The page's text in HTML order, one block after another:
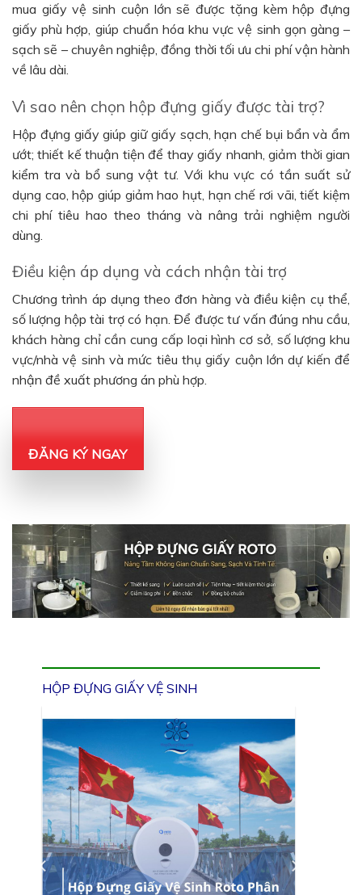
mua giấy vệ sinh cuộn lớn sẽ được tặng kèm hộp đựng
giấy phù hợp, giúp chuẩn hóa khu vực vệ sinh gọn gàng –
sạch sẽ – chuyên nghiệp, đồng thời tối ưu chi phí vận hành
về lâu dài.
Vì sao nên chọn hộp đựng giấy được tài trợ?
Hộp đựng giấy giúp giữ giấy sạch, hạn chế bụi bẩn và ẩm
ướt; thiết kế thuận tiện để thay giấy nhanh, giảm thời gian
kiểm tra và bổ sung vật tư. Với khu vực có tần suất sử
dụng cao, hộp giúp giảm hao hụt, hạn chế rơi vãi, tiết kiệm
chi phí tiêu hao theo tháng và nâng trải nghiệm người
dùng.
Điều kiện áp dụng và cách nhận tài trợ
Chương trình áp dụng theo đơn hàng và điều kiện cụ thể,
số lượng hộp tài trợ có hạn. Để được tư vấn đúng nhu cầu,
khách hàng chỉ cần cung cấp loại hình cơ sở, số lượng khu
vực/nhà vệ sinh và mức tiêu thụ giấy cuộn lớn dự kiến để
nhận đề xuất phương án phù hợp.
ĐĂNG KÝ NGAY
HỘP ĐỰNG GIẤY VỆ SINH